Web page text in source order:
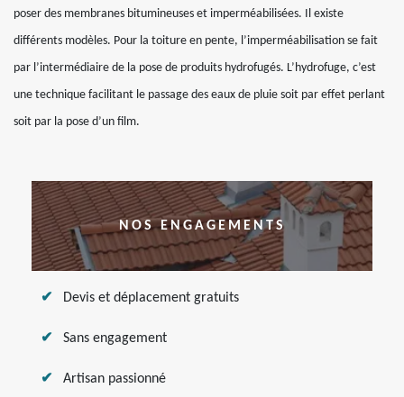
poser des membranes bitumineuses et imperméabilisées. Il existe
différents modèles. Pour la toiture en pente, l’imperméabilisation se fait
par l’intermédiaire de la pose de produits hydrofugés. L’hydrofuge, c’est
une technique facilitant le passage des eaux de pluie soit par effet perlant
soit par la pose d’un film.
NOS ENGAGEMENTS
Devis et déplacement gratuits
Sans engagement
Artisan passionné